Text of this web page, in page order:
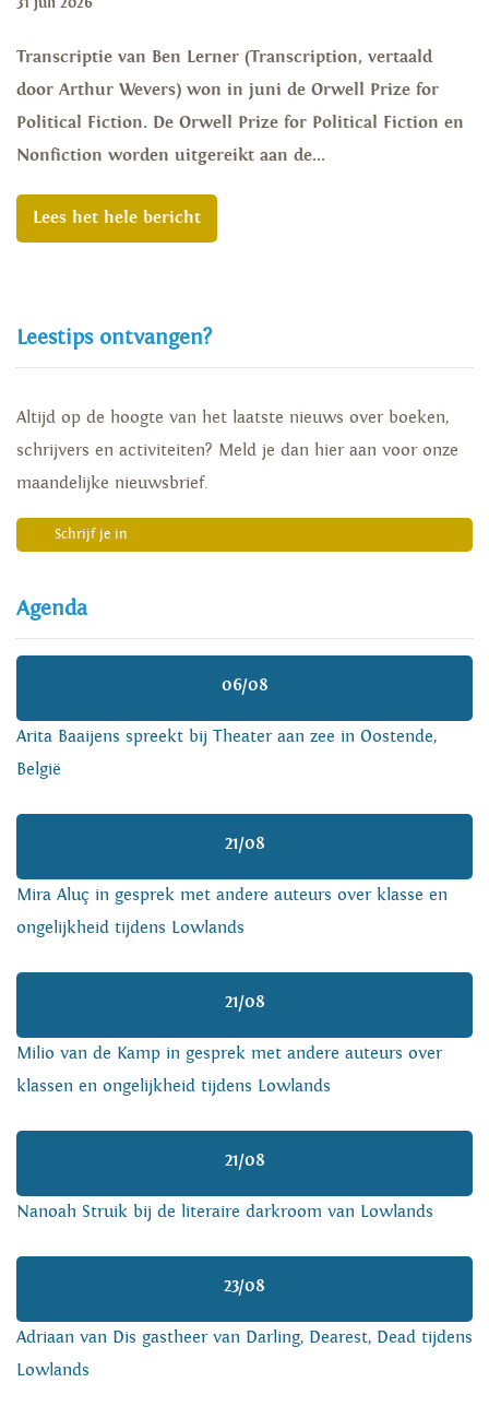
Transcriptie van Ben Lerner (Transcription, vertaald
door Arthur Wevers) won in juni de Orwell Prize for
Political Fiction. De Orwell Prize for Political Fiction en
Nonfiction worden uitgereikt aan de...
Lees het hele bericht
Leestips ontvangen?
Altijd op de hoogte van het laatste nieuws over boeken,
schrijvers en activiteiten? Meld je dan hier aan voor onze
maandelijke nieuwsbrief.
Schrijf je in
Agenda
06/08
Arita Baaijens spreekt bij Theater aan zee in Oostende,
België
21/08
Mira Aluç in gesprek met andere auteurs over klasse en
ongelijkheid tijdens Lowlands
21/08
Milio van de Kamp in gesprek met andere auteurs over
klassen en ongelijkheid tijdens Lowlands
21/08
Nanoah Struik bij de literaire darkroom van Lowlands
23/08
Adriaan van Dis gastheer van Darling, Dearest, Dead tijdens
Lowlands